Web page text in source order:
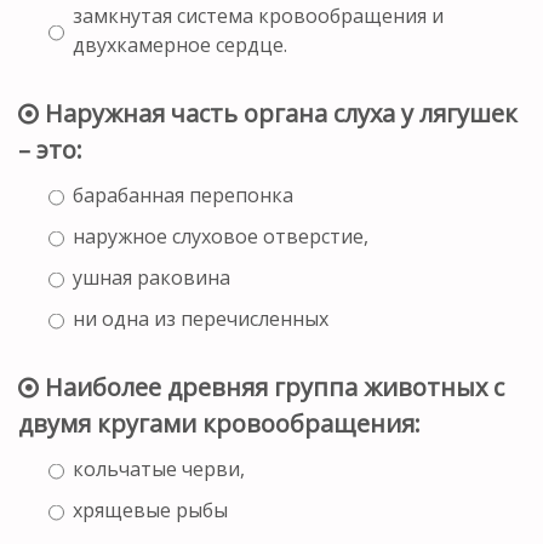
замкнутая система кровообращения и
двухкамерное сердце.
Наружная часть органа слуха у лягушек
– это:
барабанная перепонка
наружное слуховое отверстие,
ушная раковина
ни одна из перечисленных
Наиболее древняя группа животных с
двумя кругами кровообращения:
кольчатые черви,
хрящевые рыбы